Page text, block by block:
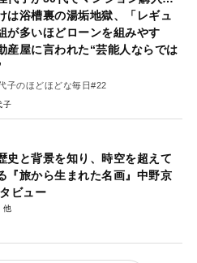
は浴槽裏の湯垢地獄、「レギュ
が多いほどローンを組みやす
産屋に言われた“芸能人ならでは
子のほどほどな毎日#22
子
史と背景を知り、時空を超えて
『旅から生まれた名画』中野京
ビュー